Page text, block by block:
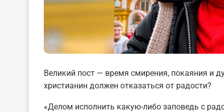
Великий пост — время смирения, покаяния и
христианин должен отказаться от радости?
«Делом исполнить какую-либо заповедь с